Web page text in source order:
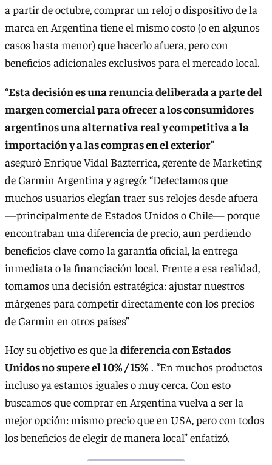
a partir de octubre, comprar un reloj o dispositivo de la
marca en Argentina tiene el mismo costo (o en algunos
casos hasta menor) que hacerlo afuera, pero con
beneficios adicionales exclusivos para el mercado local.
“Esta decisión es una renuncia deliberada a parte del
margen comercial para ofrecer a los consumidores
argentinos una alternativa real y competitiva a la
importación y a las compras en el exterior”
aseguró Enrique Vidal Bazterrica, gerente de Marketing
de Garmin Argentina y agregó: “Detectamos que
muchos usuarios elegían traer sus relojes desde afuera
—principalmente de Estados Unidos o Chile— porque
encontraban una diferencia de precio, aun perdiendo
beneficios clave como la garantía oficial, la entrega
inmediata o la financiación local. Frente a esa realidad,
tomamos una decisión estratégica: ajustar nuestros
márgenes para competir directamente con los precios
de Garmin en otros países”
Hoy su objetivo es que la diferencia con Estados
Unidos no supere el 10% / 15%. “En muchos productos
incluso ya estamos iguales o muy cerca. Con esto
buscamos que comprar en Argentina vuelva a ser la
mejor opción: mismo precio que en USA, pero con todos
los beneficios de elegir de manera local” enfatizó.